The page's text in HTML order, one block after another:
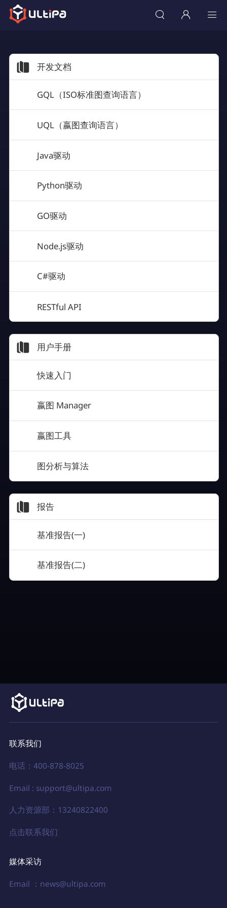
开发文档
GQL（ISO标准图查询语言）
UQL（嬴图查询语言）
Java驱动
Python驱动
GO驱动
Node.js驱动
C#驱动
RESTful API
用户手册
快速入门
嬴图 Manager
嬴图工具
图分析与算法
报告
基准报告(一)
基准报告(二)
联系我们
电话：400-878-8025
Email : support@ultipa.com
人力资源部：13240822400
点击联系我们
媒体采访
Email ：news@ultipa.com